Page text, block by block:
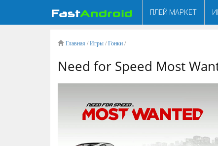
ПЛЕЙ МАРКЕТ
Главная /Игры/Гонки/
Need for Speed Most